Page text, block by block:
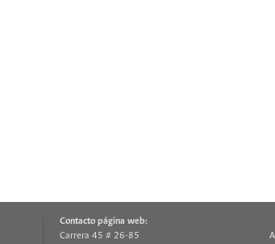
Contacto página web:
Carrera 45 # 26-85